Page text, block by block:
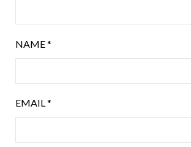
NAME*
EMAIL*